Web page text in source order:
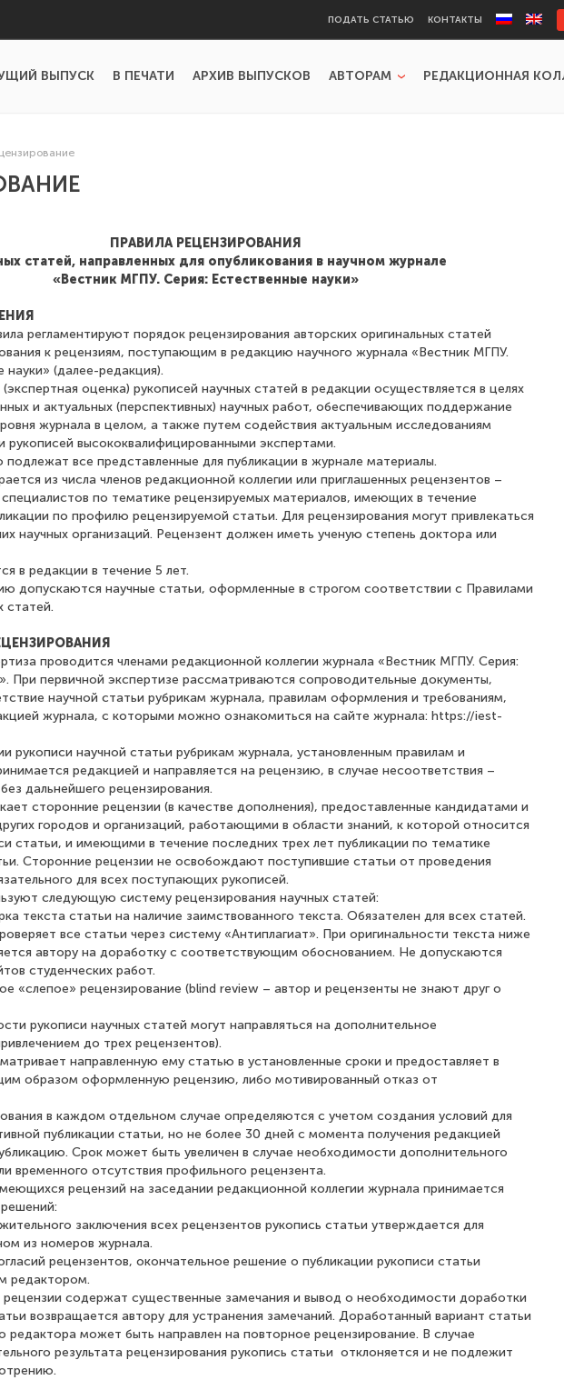
ПОДАТЬ СТАТЬЮ КОНТАКТЫ
ВЫПУСК В ПЕЧАТИ АРХИВ ВЫПУСКОВ АВТОРАМ РЕДАКЦИОННАЯ
ПРАВИЛА РЕЦЕНЗИРОВАНИЯ
статей, направленных для опубликования в научном журнале
«Вестник МГПУ. Серия: Естественные науки»
регламентируют порядок рецензирования авторских оригинальных статей
к рецензиям, поступающим в редакцию научного журнала «Вестник МГПУ.
науки» (далее-редакция).
оценка) рукописей научных статей в редакции осуществляется в целях
и актуальных (перспективных) научных работ, обеспечивающих поддержание
журнала в целом, а также путем содействия актуальным исследованиям
рукописей высококвалифицированными экспертами.
подлежат все представленные для публикации в журнале материалы.
из числа членов редакционной коллегии или приглашенных рецензентов –
по тематике рецензируемых материалов, имеющих в течение
по профилю рецензируемой статьи. Для рецензирования могут привлекаться
научных организаций. Рецензент должен иметь ученую степень доктора или
в редакции в течение 5 лет.
допускаются научные статьи, оформленные в строгом соответствии с Правилами
статей.
проводится членами редакционной коллегии журнала «Вестник МГПУ. Серия:
При первичной экспертизе рассматриваются сопроводительные документы,
научной статьи рубрикам журнала, правилам оформления и требованиям,
журнала, с которыми можно ознакомиться на сайте журнала: https://iest-
рукописи научной статьи рубрикам журнала, установленным правилам и
редакцией и направляется на рецензию, в случае несоответствия –
дальнейшего рецензирования.
сторонние рецензии (в качестве дополнения), предоставленные кандидатами и
городов и организаций, работающими в области знаний, к которой относится
статьи, и имеющими в течение последних трех лет публикации по тематике
Сторонние рецензии не освобождают поступившие статьи от проведения
для всех поступающих рукописей.
следующую систему рецензирования научных статей:
текста статьи на наличие заимствованного текста. Обязателен для всех статей.
все статьи через систему «Антиплагиат». При оригинальности текста ниже
автору на доработку с соответствующим обоснованием. Не допускаются
студенческих работ.
«слепое» рецензирование (blind review – автор и рецензенты не знают друг о
рукописи научных статей могут направляться на дополнительное
до трех рецензентов).
направленную ему статью в установленные сроки и предоставляет в
образом оформленную рецензию, либо мотивированный отказ от
в каждом отдельном случае определяются с учетом создания условий для
публикации статьи, но не более 30 дней с момента получения редакцией
Срок может быть увеличен в случае необходимости дополнительного
временного отсутствия профильного рецензента.
рецензий на заседании редакционной коллегии журнала принимается
заключения всех рецензентов рукопись статьи утверждается для
из номеров журнала.
рецензентов, окончательное решение о публикации рукописи статьи
редактором.
рецензии содержат существенные замечания и вывод о необходимости доработки
возвращается автору для устранения замечаний. Доработанный вариант статьи
редактора может быть направлен на повторное рецензирование. В случае
результата рецензирования рукопись статьи отклоняется и не подлежит